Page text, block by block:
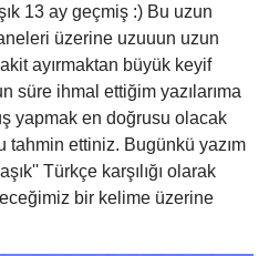
13 ay geçmiş :) Bu uzun
üzerine uzuuun uzun
ayırmaktan büyük keyif
süre ihmal ettiğim yazılarıma
yapmak en doğrusu olacak
tahmin ettiniz. Bugünkü yazım
Türkçe karşılığı olarak
bir kelime üzerine